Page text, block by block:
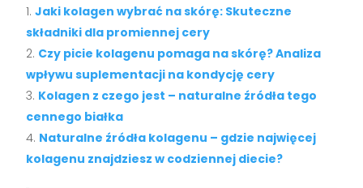
Jaki kolagen wybrać na skórę: Skuteczne
składniki dla promiennej cery
Czy picie kolagenu pomaga na skórę? Analiza
wpływu suplementacji na kondycję cery
Kolagen z czego jest – naturalne źródła tego
cennego białka
Naturalne źródła kolagenu – gdzie najwięcej
kolagenu znajdziesz w codziennej diecie?